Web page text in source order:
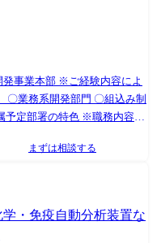
開発をご担当いただきま
共に、ご興味があれば組込
験していただきたいです。
事業本部 ※ご経験内容によ
アプリの上流から開発工
一
部隊となっております。 〇
まずは相談する
・免疫自動分析装置な